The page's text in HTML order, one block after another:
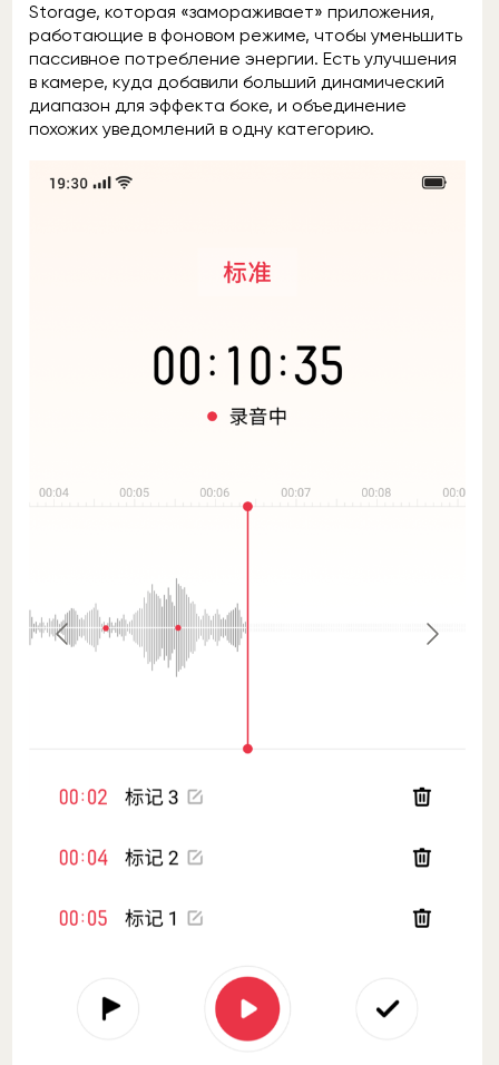
Storage, которая «замораживает» приложения,
работающие в фоновом режиме, чтобы уменьшить
пассивное потребление энергии. Есть улучшения
в камере, куда добавили больший динамический
диапазон для эффекта боке, и объединение
похожих уведомлений в одну категорию.